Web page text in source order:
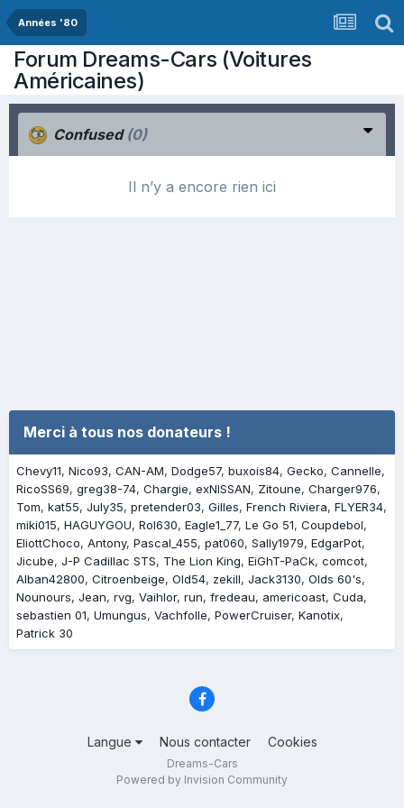
Années '80
Forum Dreams-Cars (Voitures
Américaines)
Confused (0)
Il n’y a encore rien ici
Merci à tous nos donateurs !
Chevy11 Nico93 CAN-AM Dodge57 buxois84 Gecko Cannelle
RicoSS69 greg38-74 Chargie exNISSAN Zitoune Charger976
Tom kat55 July35 pretender03 Gilles French Riviera FLYER34
miki015 HAGUYGOU Rol630 Eagle1_77 Le Go 51 Coupdebol
EliottChoco Antony Pascal_455 pat060 Sally1979 EdgarPot
Jicube J-P Cadillac STS The Lion King EiGhT-PaCk comcot
Alban42800 Citroenbeige Old54 zekill Jack3130 Olds 60's
Nounours Jean rvg Vaihlor run fredeau americoast Cuda
sebastien 01 Umungus Vachfolle PowerCruiser Kanotix
Patrick 30
Langue Nous contacter Cookies
Dreams-Cars
Powered by Invision Community